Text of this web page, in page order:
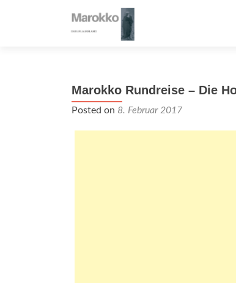
Marokko Rundreise – Die
Posted on 8. Februar 2017